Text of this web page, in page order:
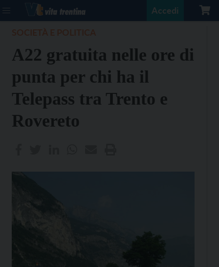
Accedi
A22 gratuita nelle ore di
punta per chi ha il
Telepass tra Trento e
Rovereto